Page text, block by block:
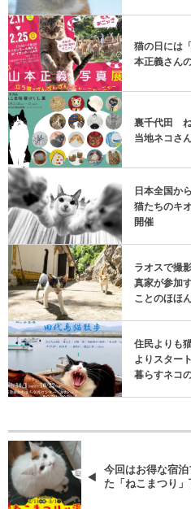
猫の日には
本正義さん
裏千代田
当地ネコさ
日本全国か
猫たちのキ
開催
ラオスで撮
真家が参加
ことのほほ
住民よりも
よりスター
暮らすネコ
今回はお得な宿
た「ねこまつり